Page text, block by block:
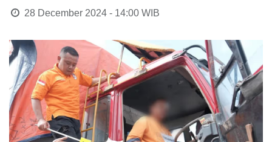
28 December 2024 - 14:00WIB